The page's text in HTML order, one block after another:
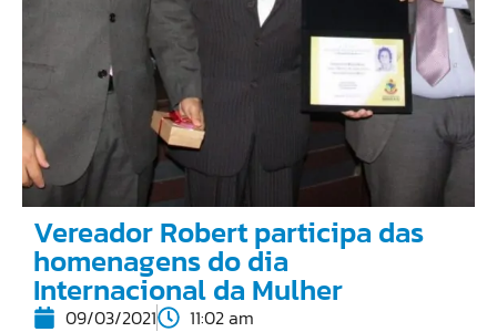
Vereador Robert participa das
homenagens do dia
Internacional da Mulher
09/03/2021 11:02 am